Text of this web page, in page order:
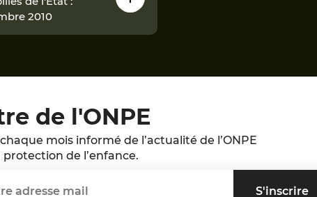
2010
de l'ONPE
mois informé de l’actualité de l’ONPE
protection de l’enfance.